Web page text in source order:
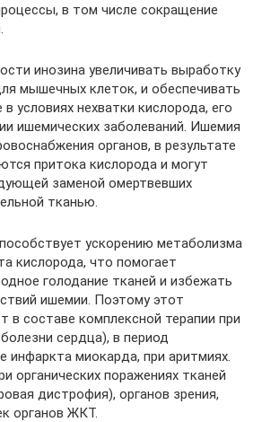
в том числе сокращение
инозина увеличивать выработку
мышечных клеток, и обеспечивать
условиях нехватки кислорода, его
ишемических заболеваний. Ишемия
органов, в результате
притока кислорода и могут
заменой омертвевших
тканью.
ускорению метаболизма
кислорода, что помогает
голодание тканей и избежать
ишемии. Поэтому этот
в составе комплексной терапии при
сердца), в период
инфаркта миокарда, при аритмиях.
органических поражениях тканей
дистрофия), органов зрения,
органов ЖКТ.